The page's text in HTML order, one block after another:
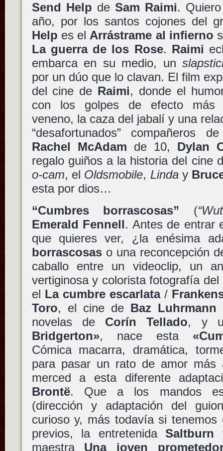
Send Help deSam Raimi.
año, por los santos cojones del
Help es el Arrástrame al infierno
La guerra de los Rose. Raimi
embarca en su medio, un
por un dúo que lo clavan. El film
del cine de Raimi, donde el
con los golpes de efecto más
veneno, la caza del jabalí y una
“desafortunados” compañeros
Rachel McAdam de 10, Dylan
regalo guiños a la historia del cine
o-cam, el Oldsmobile, Linday
esta por dios…
“Cumbres borrascosas” (
Emerald Fennell. Antes de entrar
que quieres ver, ¿la enésima
borrascosaso una reconcepción
caballo entre un videoclip, un
vertiginosa y colorista fotografía del
el La cumbre escarlata/
Toro, el cine de Baz Luhrmann
novelas de Corín Tellado, y
Bridgerton», nace esta
Cómica macarra, dramática,
para pasar un rato de amor más
merced a esta diferente
Brontë. Que a los mandos
(dirección y adaptación del
curioso y, más todavía si tenemos
previos, la entretenidaSaltburn
maestra Una joven